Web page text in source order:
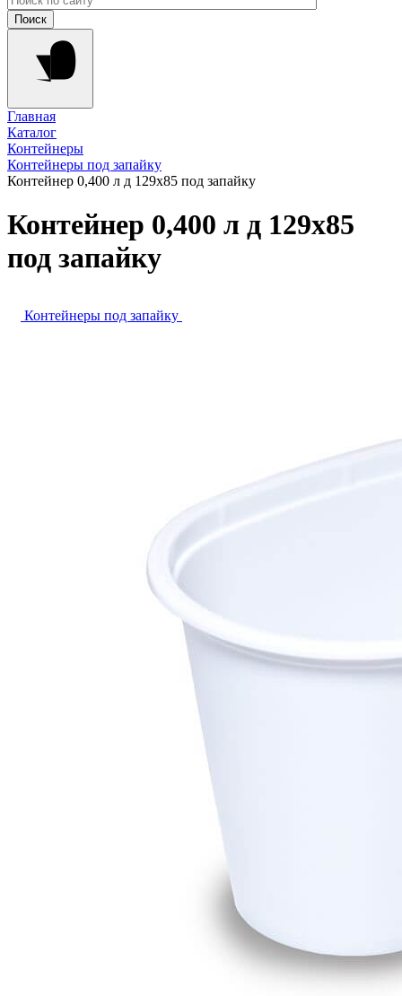
Главная
Каталог
Контейнеры
Контейнеры под запайку
Контейнер 0,400 л д 129х85 под запайку
Контейнер 0,400 л д 129х85
под запайку
Контейнеры под запайку